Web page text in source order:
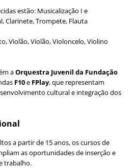
estão: Musicalização I e
Clarinete,Trompete, Flauta
Violão,Violão,Violoncelo,Violino
aOrquestra Juvenil da Fundação
F10e FPlay, que representam
cultural e integração dos
a partir de 15 anos, os cursos de
as oportunidades de inserção e
trabalho.